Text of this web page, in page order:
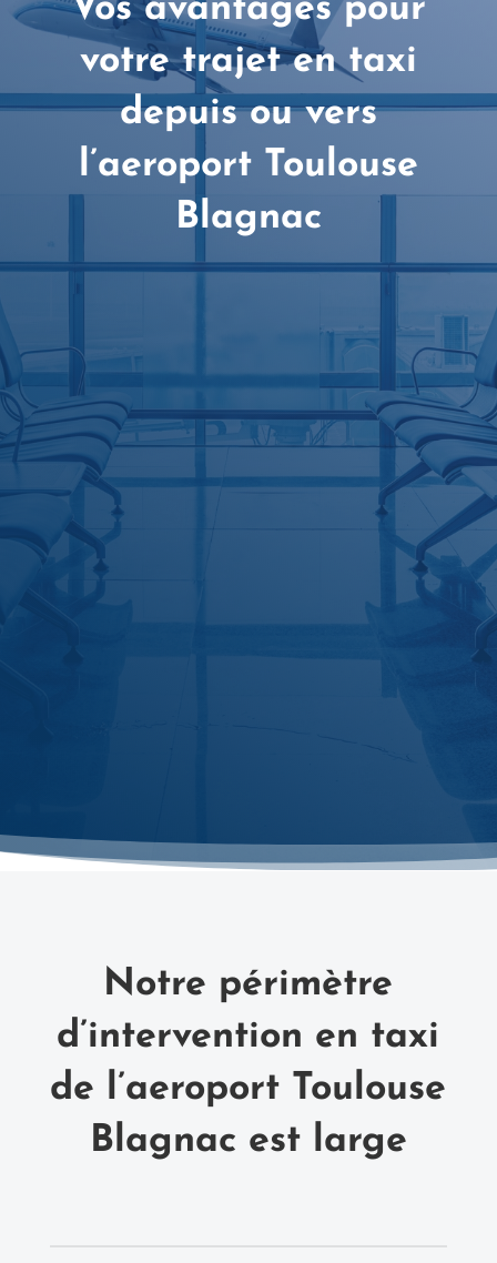
Vos avantages pour
votre trajet en taxi
depuis ou vers
l’aeroport Toulouse
Blagnac

Chauffeurs professionnels et
confidentialité assurée

Sur simple demande aide au port de
vos bagages si besoin
Véhicules propres et service fiable
Notre périmètre
d’intervention en taxi
de l’aeroport Toulouse
Blagnac est large